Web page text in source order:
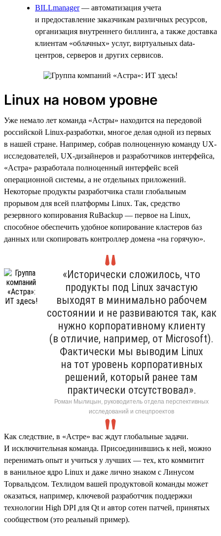
BILLmanager— автоматизация учета
и предоставление заказчикам различных ресурсов,
организация внутреннего биллинга, а также доставка
клиентам «облачных» услуг, виртуальных data-
центров, серверов и других сервисов.
Linux на новом уровне
Уже немало лет команда «Астры» находится на передовой
российской Linux-разработки, многое делая одной из первых
в нашей стране. Например, собрав полноценную команду UX-
исследователей, UX-дизайнеров и разработчиков интерфейса,
«Астра» разработала полноценный интерфейс всей
операционной системы, а не отдельных приложений.
Некоторые продукты разработчика стали глобальным
прорывом для всей платформы Linux. Так, средство
резервного копирования RuBackup — первое на Linux,
способное обеспечить удобное копирование кластеров баз
данных или скопировать контроллер домена «на горячую».
«Исторически сложилось, что
продукты под Linux зачастую
выходят в минимально рабочем
состоянии и не развиваются так, как
нужно корпоративному клиенту
(в отличие, например, от Microsoft).
Фактически мы выводим Linux
на тот уровень корпоративных
решений, который ранее там
практически отсутствовал».
Роман Мылицын, руководитель отдела перспективных
исследований и спецпроектов
Как следствие, в «Астре» вас ждут глобальные задачи.
И исключительная команда. Присоединившись к ней, можно
перенимать опыт и учиться у лучших — тех, кто коммитит
в ванильное ядро Linux и даже лично знаком с Линусом
Торвальдсом. Техлидом вашей продуктовой команды может
оказаться, например, ключевой разработчик поддержки
технологии High DPI для Qt и автор сотен патчей, принятых
сообществом (это реальный пример).